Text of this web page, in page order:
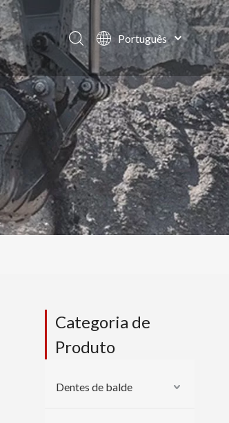
Português
English
العربية
Français
Pусский
Español
Categoria de
Produto
Dentes de balde